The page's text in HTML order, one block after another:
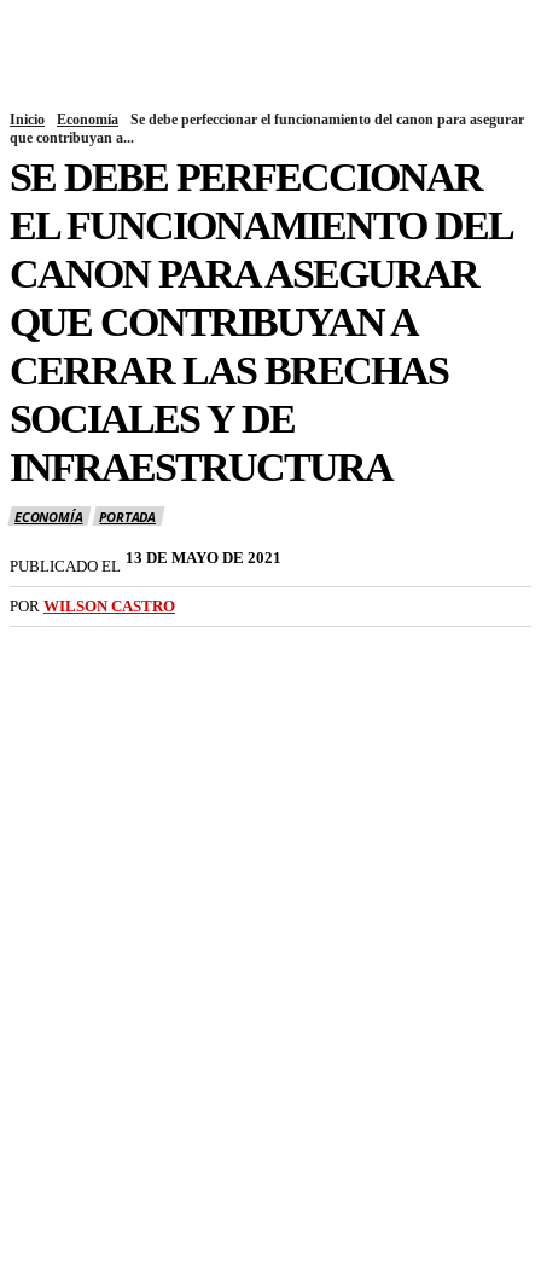
Inicio Economía
Se debe perfeccionar el funcionamiento del canon para asegurar
que contribuyan a...
SE DEBE PERFECCIONAR
EL FUNCIONAMIENTO DEL
CANON PARA ASEGURAR
QUE CONTRIBUYAN A
CERRAR LAS BRECHAS
SOCIALES Y DE
INFRAESTRUCTURA
ECONOMÍA PORTADA
PUBLICADO EL 13 DE MAYO DE 2021
POR WILSON CASTRO